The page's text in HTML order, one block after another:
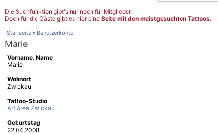
Die Suchfunktion gibt's nur noch für Mitglieder.
Doch für die Gäste gibt es hier eine Seite mit den meistgesuchten Tattoos.
Startseite » Benutzerkonto
Marie
Vorname, Name
Marie
Wohnort
Zwickau
Tattoo-Studio
Art Area Zwickau
Geburtstag
22.04.2008